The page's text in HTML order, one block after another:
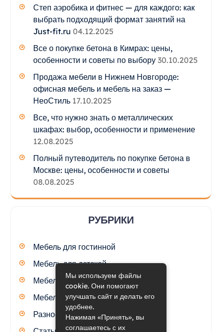
Степ аэробика и фитнес — для каждого: как
выбрать подходящий формат занятий на
Just-fit.ru 04.12.2025
Все о покупке бетона в Кимрах: цены,
особенности и советы по выбору 30.10.2025
Продажа мебели в Нижнем Новгороде:
офисная мебель и мебель на заказ —
НеоСтиль 17.10.2025
Все, что нужно знать о металлических
шкафах: выбор, особенности и применение
12.08.2025
Полный путеводитель по покупке бетона в
Москве: цены, особенности и советы
08.08.2025
РУБРИКИ
Мебель для гостинной
Мебель для детской
Мебель для кухни
Мебель для спальни
Разное
Мы используем файлы
cookie. Они помогают
улучшать сайт и делать его
удобнее.
Нажимая «Принять», вы
соглашаетесь с их